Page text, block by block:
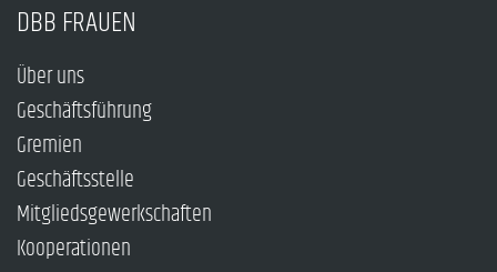
DBB FRAUEN
Über uns
Geschäftsführung
Gremien
Geschäftsstelle
Mitgliedsgewerkschaften
Kooperationen